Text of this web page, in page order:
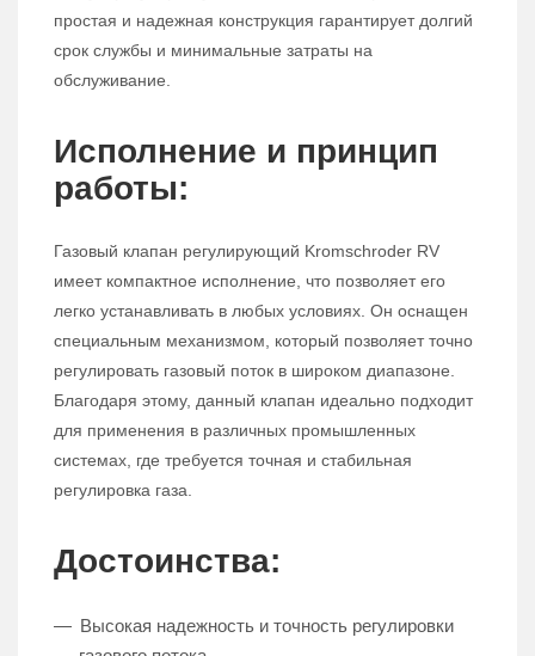
простая и надежная конструкция гарантирует долгий
срок службы и минимальные затраты на
обслуживание.
Исполнение и принцип
работы:
Газовый клапан регулирующий Kromschroder RV
имеет компактное исполнение, что позволяет его
легко устанавливать в любых условиях. Он оснащен
специальным механизмом, который позволяет точно
регулировать газовый поток в широком диапазоне.
Благодаря этому, данный клапан идеально подходит
для применения в различных промышленных
системах, где требуется точная и стабильная
регулировка газа.
Достоинства:
Высокая надежность и точность регулировки